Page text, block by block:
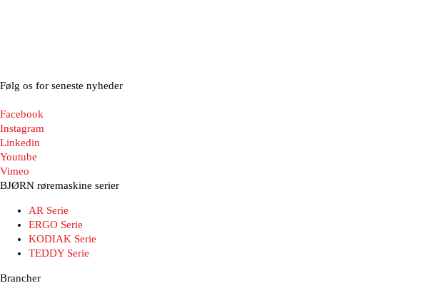
Følg os for seneste nyheder
Facebook
Instagram
Linkedin
Youtube
Vimeo
BJØRN røremaskine serier
AR Serie
ERGO Serie
KODIAK Serie
TEDDY Serie
Brancher